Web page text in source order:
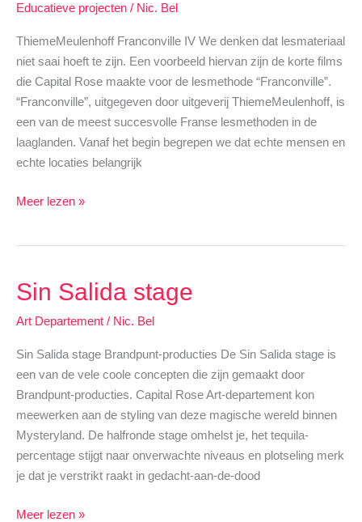
Educatieve projecten / Nic. Bel
ThiemeMeulenhoff Franconville IV We denken dat lesmateriaal
niet saai hoeft te zijn. Een voorbeeld hiervan zijn de korte films
die Capital Rose maakte voor de lesmethode “Franconville”.
“Franconville”, uitgegeven door uitgeverij ThiemeMeulenhoff, is
een van de meest succesvolle Franse lesmethoden in de
laaglanden. Vanaf het begin begrepen we dat echte mensen en
echte locaties belangrijk
Franconville
Meer lezen »
Sin Salida stage
Art Departement / Nic. Bel
Sin Salida stage Brandpunt-producties De Sin Salida stage is
een van de vele coole concepten die zijn gemaakt door
Brandpunt-producties. Capital Rose Art-departement kon
meewerken aan de styling van deze magische wereld binnen
Mysteryland. De halfronde stage omhelst je, het tequila-
percentage stijgt naar onverwachte niveaus en plotseling merk
je dat je verstrikt raakt in gedacht-aan-de-dood
Sin
Meer lezen »